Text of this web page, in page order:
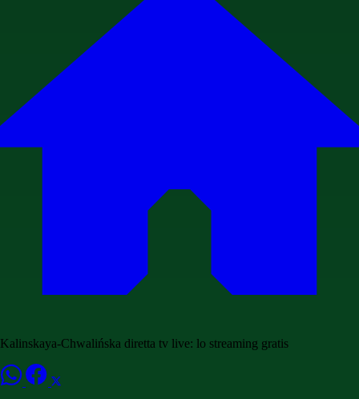
Kalinskaya-Chwalińska diretta tv live: lo streaming gratis